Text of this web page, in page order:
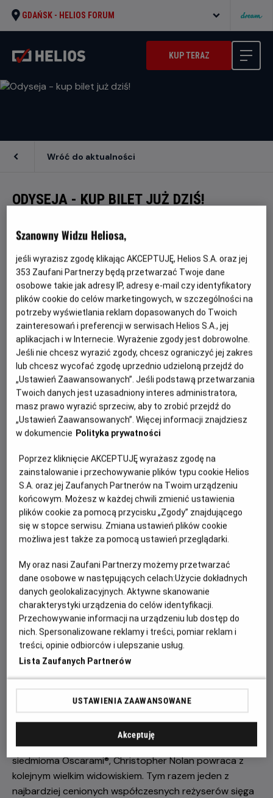
GDAŃSK - HELIOS FORUM
KUP TERAZ
ODYSEJA - KUP BILET JUŻ DZIŚ!
Wróć do aktualności
KUP BILET
Odyseja
Od 15 lat, 172 min, Przygodowy / Akcja
To opowieść autorstwa Homera uznawana za jedno z
najważniejszych dzieł literatury zachodniej. Opowiada o
podróży Odyseusza, króla Itaki, który musi stawić czoła
licznym wyzwaniom próbując wrócić do domu po wojnie
GODZINY SEANSÓW
DZISIAJ, 10 SIERPNIA 2026
10
SIERPNIA
2026
14:00
2D, napisy
17:40
2D, napisy
19:30
2D, napisy
20:50
2D, napisy
POKAŻ KOLEJNE DNI
Wyrusz w epicką podróż z Odyseuszem w
najnowszym filmie Christophera Nolana.
Po ogromnym sukcesie „Oppenheimera”, nagrodzonego
siedmioma Oscarami®, Christopher Nolan powraca z
kolejnym wielkim widowiskiem. Tym razem jeden z
najbardziej cenionych współczesnych reżyserów sięga
Szanowny Widzu Heliosa,
jeśli wyrazisz zgodę klikając AKCEPTUJĘ, Helios S.A. oraz jej
353 Zaufani Partnerzy będą przetwarzać Twoje dane
osobowe takie jak adresy IP, adresy e-mail czy identyfikatory
plików cookie do celów marketingowych, w szczególności na
potrzeby wyświetlania reklam dopasowanych do Twoich
zainteresowań i preferencji w serwisach Helios S.A., jej
aplikacjach i w Internecie. Wyrażenie zgody jest dobrowolne.
Jeśli nie chcesz wyrazić zgody, chcesz ograniczyć jej zakres
lub chcesz wycofać zgodę uprzednio udzieloną przejdź do
„Ustawień Zaawansowanych”. Jeśli podstawą przetwarzania
Twoich danych jest uzasadniony interes administratora,
masz prawo wyrazić sprzeciw, aby to zrobić przejdź do
„Ustawień Zaawansowanych”. Więcej informacji znajdziesz
w dokumencie Polityka prywatności
Poprzez kliknięcie AKCEPTUJĘ wyrażasz zgodę na
zainstalowanie i przechowywanie plików typu cookie Helios
S.A. oraz jej Zaufanych Partnerów na Twoim urządzeniu
końcowym. Możesz w każdej chwili zmienić ustawienia
plików cookie za pomocą przycisku „Zgody” znajdującego
się w stopce serwisu. Zmiana ustawień plików cookie
możliwa jest także za pomocą ustawień przeglądarki.
My oraz nasi Zaufani Partnerzy możemy przetwarzać
dane osobowe w następujących celach:Użycie dokładnych
danych geolokalizacyjnych. Aktywne skanowanie
charakterystyki urządzenia do celów identyfikacji.
Przechowywanie informacji na urządzeniu lub dostęp do
nich. Spersonalizowane reklamy i treści, pomiar reklam i
treści, opinie odbiorców i ulepszanie usług.
Lista Zaufanych Partnerów
USTAWIENIA ZAAWANSOWANE
Akceptuję